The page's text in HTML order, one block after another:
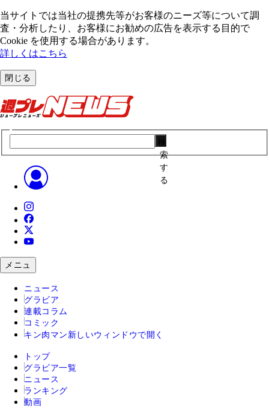
当サイトでは当社の提携先等がお客様のニーズ等について調
査・分析したり、お客様にお勧めの広告を表⽰する⽬的で
Cookie を使⽤する場合があります。
詳しくはこちら
閉じる
索
す
る
メニュ
ニュース
グラビア
連載コラム
コミック
キン肉マン 新しいウィンドウで開く
トップ
グラビア一覧
ニュース
ランキング
動画